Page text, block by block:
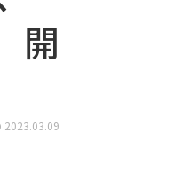
開
2023.03.09